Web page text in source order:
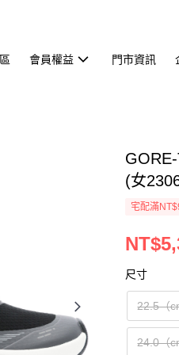
會員權益 門市資訊
(女
宅配滿
尺寸
22.5（
24.0（